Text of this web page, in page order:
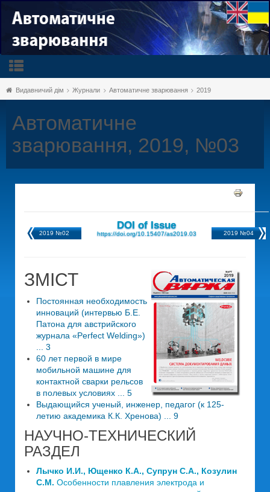
Видавничий дім Журнали Автоматичне зварювання 2019
Автоматичне
зварювання, 2019, №03
2019 №02
DOI of Issue
https://doi.org/10.15407/as2019.03 2019 №04
ЗМІСТ
Постоянная необходимость
инноваций (интервью Б.Е.
Патона для австрийского
журнала «Perfect Welding»)
... 3
60 лет первой в мире
мобильной машине для
контактной сварки рельсов
в полевых условиях ... 5
Выдающийся ученый, инженер, педагог (к 125-
летию академика К.К. Хренова) ... 9
НАУЧНО-ТЕХНИЧЕСКИЙ
РАЗДЕЛ
Лычко И.И., Ющенко К.А., Супрун С.А., Козулин
С.М. Особенности плавления электрода и